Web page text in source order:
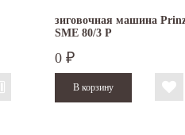
зиговочная машина
SMЕ 80/3 P
0 ₽